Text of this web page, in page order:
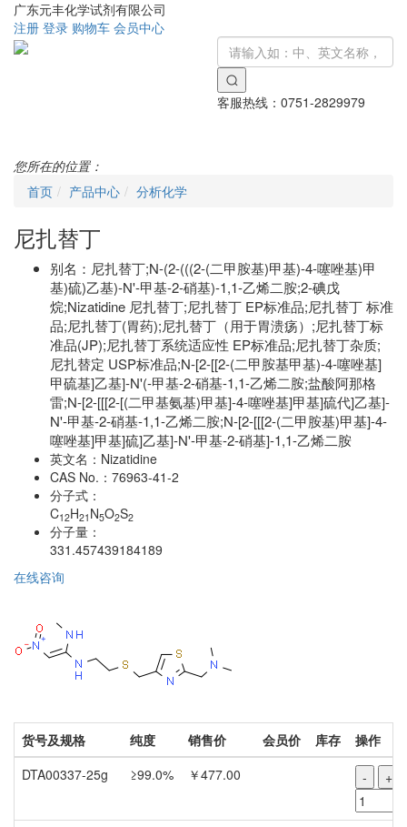
广东元丰化学试剂有限公司
注册 登录 购物车 会员中心
客服热线： 0751-2829979
您所在的位置：
首页
产品中心 分析化学
尼扎替丁
别名： 尼扎替丁;N-(2-(((2-(二甲胺基)甲基)-4-噻唑基)甲
基)硫)乙基)-N'-甲基-2-硝基)-1,1-乙烯二胺;2-碘戊
烷;Nizatidine 尼扎替丁;尼扎替丁 EP标准品;尼扎替丁 标准
品;尼扎替丁(胃药);尼扎替丁（用于胃溃疡）;尼扎替丁标
准品(JP);尼扎替丁系统适应性 EP标准品;尼扎替丁杂质;
尼扎替定 USP标准品;N-[2-[[2-(二甲胺基甲基)-4-噻唑基]
甲硫基]乙基]-N'(-甲基-2-硝基-1,1-乙烯二胺;盐酸阿那格
雷;N-[2-[[[2-[(二甲基氨基)甲基]-4-噻唑基]甲基]硫代]乙基]-
N'-甲基-2-硝基-1,1-乙烯二胺;N-[2-[[[2-(二甲胺基)甲基]-4-
噻唑基]甲基]硫]乙基]-N'-甲基-2-硝基]-1,1-乙烯二胺
英文名： Nizatidine
CAS No.： 76963-41-2
分子式：
C12H21 N5O2S2
分子量：
331.457439184189
在线咨询
货号及规格 纯度 销售价 会员价 库存
操作
DTA00337-25g
≥99.0% ￥477.00 - +